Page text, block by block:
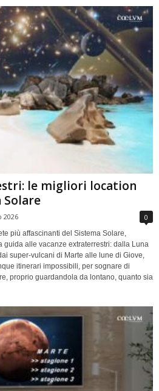
le migliori location
Solare
2026 0
più affascinanti del Sistema Solare,
guida alle vacanze extraterrestri: dalla Luna
super-vulcani di Marte alle lune di Giove,
itinerari impossibili, per sognare di
proprio guardandola da lontano, quanto sia